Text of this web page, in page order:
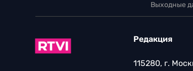
Выходные
Редакция
115280, г.